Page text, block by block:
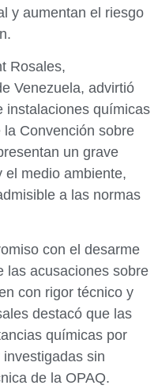
y aumentan el riesgo
Rosales,
Venezuela, advirtió
instalaciones químicas
Convención sobre
un grave
el medio ambiente,
a las normas
con el desarme
las acusaciones sobre
con rigor técnico y
destacó que las
químicas por
sin
de la OPAQ.